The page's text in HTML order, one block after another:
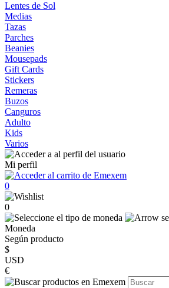
Lentes de Sol
Medias
Tazas
Parches
Beanies
Mousepads
Gift Cards
Stickers
Remeras
Buzos
Canguros
Adulto
Kids
Varios
Mi perfil
0
0
Moneda
Según producto
$
USD
€